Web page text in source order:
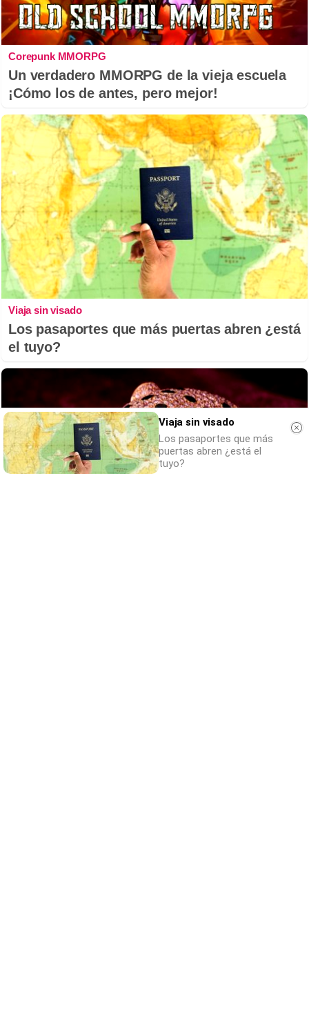
Corepunk MMORPG
Un verdadero MMORPG de la vieja escuela
¡Cómo los de antes, pero mejor!
Viaja sin visado
Los pasaportes que más puertas abren ¿está
el tuyo?
Viaja sin visado
Los pasaportes que más
puertas abren ¿está el
tuyo?